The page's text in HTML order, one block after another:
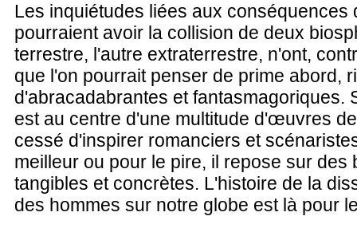
Les inquiétudes liées aux conséquences
pourraient avoir la collision de deux
terrestre, l'autre extraterrestre, n'ont,
que l'on pourrait penser de prime abord,
d'abracadabrantes et fantasmagoriques.
est au centre d'une multitude d'œuvres
cessé d'inspirer romanciers et
meilleur ou pour le pire, il repose sur des
tangibles et concrètes. L'histoire de la
des hommes sur notre globe est là pour